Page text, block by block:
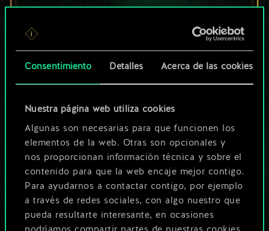
Consentimiento Detalles Acerca de las cookies
Nuestra página web utiliza cookies
Algunas son necesarias para que funcionen los
elementos de la web. Otras son opcionales y
nos proporcionan información técnica y sobre el
contenido para que la web encaje mejor contigo.
Para ayudarnos a contactar contigo, por ejemplo
a través de redes sociales, con algo nuestro que
pueda resultarte interesante, en ocasiones
Por ahora, solo es
un conjunto de
cartas compartido.
¡Pero puede llegar a
ser mucho más!
Poner nombre a esta baraja y crear
una guía